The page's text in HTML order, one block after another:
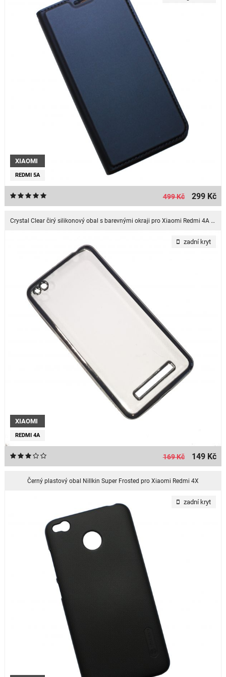
XIAOMI
REDMI 5A
499 Kč 299 Kč
Crystal Clear čirý silikonový obal s barevnými okraji pro Xiaomi Redmi 4A - Stříbrná
XIAOMI
REDMI 4A
zadní kryt
169 Kč 149 Kč
Černý plastový obal Nillkin Super Frosted pro Xiaomi Redmi 4X
zadní kryt